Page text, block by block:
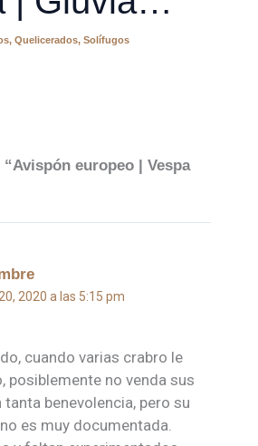
, Quelicerados, Solífugos
europeo | Vespa
2020 a las 5:15 pm
cuando varias crabro le
posiblemente no venda sus
benevolencia, pero su
es muy documentada.